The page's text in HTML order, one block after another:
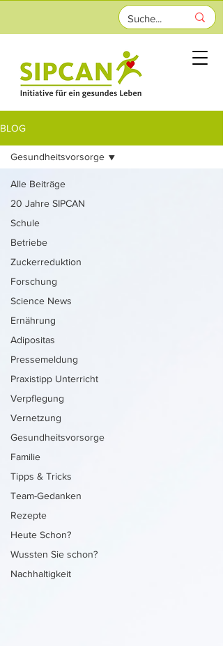
BLOG
Alle Beiträge
20 Jahre SIPCAN
Schule
Betriebe
Zuckerreduktion
Forschung
Science News
Ernährung
Adipositas
Pressemeldung
Praxistipp Unterricht
Verpflegung
Vernetzung
Gesundheitsvorsorge
Familie
Tipps & Tricks
Team-Gedanken
Rezepte
Heute Schon?
Wussten Sie schon?
Nachhaltigkeit
Gesundheitsvorsorge